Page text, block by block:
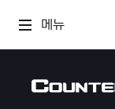
메뉴